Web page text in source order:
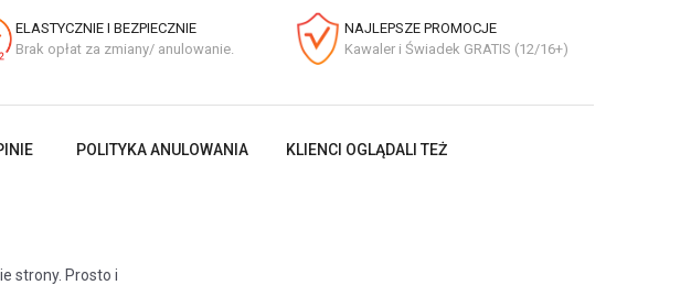
ELASTYCZNIE I BEZPIECZNIE
Brak opłat za zmiany/ anulowanie.
NAJLEPSZE PROMOCJE
Kawaler i Świadek GRATIS (12/16+)
POLITYKA ANULOWANIA KLIENCI OGLĄDALI TEŻ
strony. Prosto i